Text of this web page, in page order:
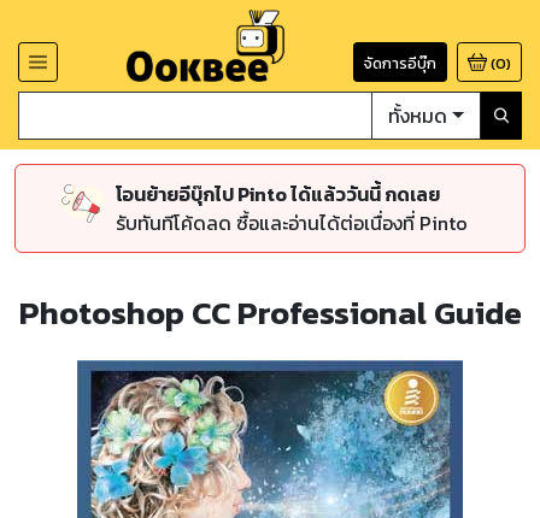
จัดการอีบุ๊ก (0)
ทั้งหมด
โอนย้ายอีบุ๊กไป Pinto ได้แล้ววันนี้ กดเลย
รับทันทีโค้ดลด ซื้อและอ่านได้ต่อเนื่องที่ Pinto
Photoshop CC Professional Guide